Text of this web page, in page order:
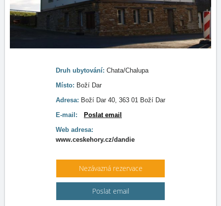
Druh ubytování: Chata/Chalupa
Místo: Boží Dar
Adresa: Boží Dar 40, 363 01 Boží Dar
E-mail:
Poslat email
Web adresa:
www.ceskehory.cz/dandie
Nezávazná rezervace
Poslat email